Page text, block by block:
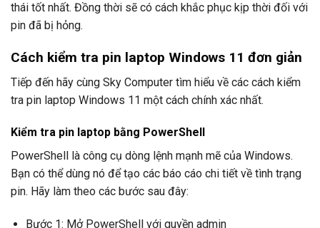
thái tốt nhất. Đồng thời sẽ có cách khắc phục kịp thời đối với
pin đã bị hỏng.
Cách kiểm tra pin laptop Windows 11 đơn giản
Tiếp đến hãy cùng Sky Computer tìm hiểu về các cách kiểm
tra pin laptop Windows 11 một cách chính xác nhất.
Kiểm tra pin laptop bằng PowerShell
PowerShell là công cụ dòng lệnh mạnh mẽ của Windows.
Bạn có thể dùng nó để tạo các báo cáo chi tiết về tình trạng
pin. Hãy làm theo các bước sau đây:
Bước 1: Mở PowerShell với quyền admin